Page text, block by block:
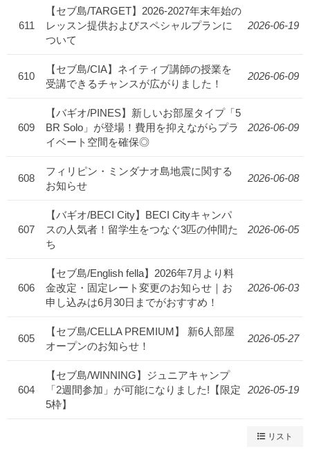
611
【セブ島/TARGET】2026-2027年末年始の
レッスン提供およびスペシャルプランに
ついて
2026-06-19
610
【セブ島/CIA】ネイティブ講師の授業を
受講できるチャンスが広がりました！
2026-06-09
609
【バギオ/PINES】新しいお部屋タイプ「5
BR Solo」が登場！費用を抑えながらプラ
イベート空間を確保◎
2026-06-09
608
フィリピン・ミンダナオ島地震に関する
お知らせ
2026-06-08
607
【バギオ/BECI City】BECI Cityキャンパ
スの人気者！留学生をつなぐ3匹の仲間た
ち
2026-06-05
606
【セブ島/English fella】2026年7月より料
金改定・固定レート変更のお知らせ｜お
申し込みは6月30日までがおすすめ！
2026-06-03
605
【セブ島/CELLA PREMIUM】 新6人部屋
オープンのお知らせ！
2026-05-27
604
【セブ島/WINNING】ジュニアキャンプ
「2週間参加」が可能になりました!【限定
5枠】
2026-05-19
リスト